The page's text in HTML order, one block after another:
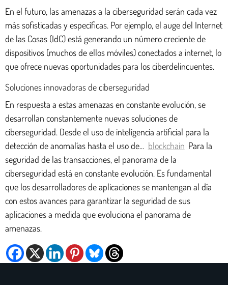
En el futuro, las amenazas a la ciberseguridad serán cada vez
más sofisticadas y específicas. Por ejemplo, el auge del Internet
de las Cosas (IdC) está generando un número creciente de
dispositivos (muchos de ellos móviles) conectados a internet, lo
que ofrece nuevas oportunidades para los ciberdelincuentes.
Soluciones innovadoras de ciberseguridad
En respuesta a estas amenazas en constante evolución, se
desarrollan constantemente nuevas soluciones de
ciberseguridad. Desde el uso de inteligencia artificial para la
detección de anomalías hasta el uso de... blockchain Para la
seguridad de las transacciones, el panorama de la
ciberseguridad está en constante evolución. Es fundamental
que los desarrolladores de aplicaciones se mantengan al día
con estos avances para garantizar la seguridad de sus
aplicaciones a medida que evoluciona el panorama de
amenazas.